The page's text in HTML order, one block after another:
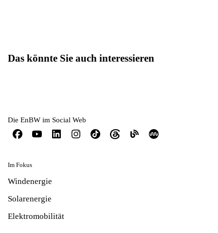
Das könnte Sie auch interessieren
Die EnBW im Social Web
Im Fokus
Windenergie
Solarenergie
Elektromobilität